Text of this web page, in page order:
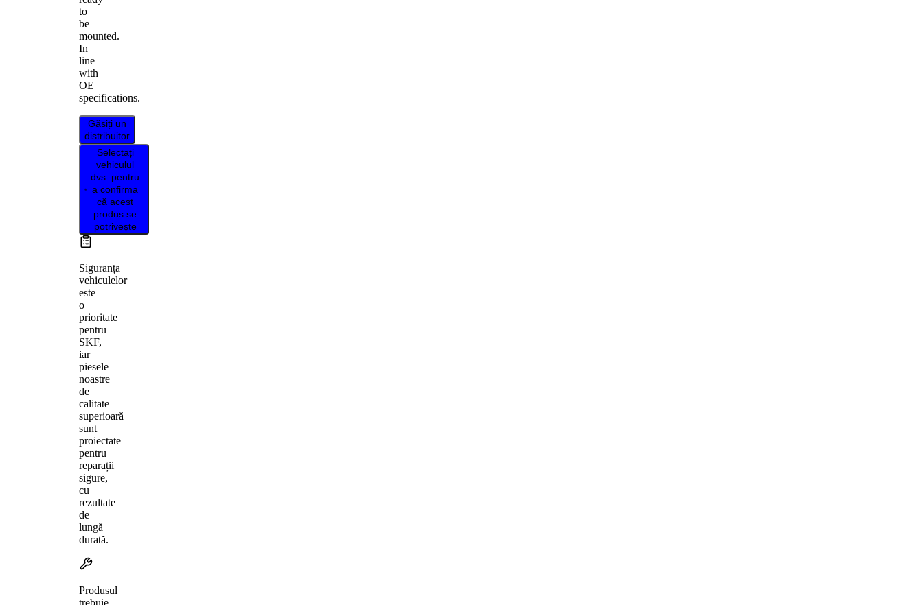
to
be
mounted.
In
line
with
OE
specifications.
Găsiți un
distribuitor
Selectați
vehiculul
dvs. pentru
a confirma
că acest
produs se
potrivește
Siguranța
vehiculelor
este
o
prioritate
pentru
SKF,
iar
piesele
noastre
de
calitate
superioară
sunt
proiectate
pentru
reparații
sigure,
cu
rezultate
de
lungă
durată.
Produsul
trebuie